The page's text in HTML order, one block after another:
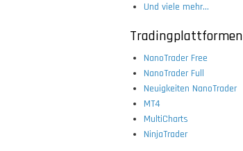
Und viele mehr...
Tradingplattformen
NanoTrader Free
NanoTrader Full
Neuigkeiten NanoTrader
MT4
MultiCharts
NinjaTrader